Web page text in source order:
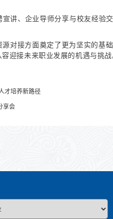
讲、企业导师分享与校友经验
对接方面奠定了更为坚实的
迎接未来职业发展的机遇与挑战
才培养新路径
享会